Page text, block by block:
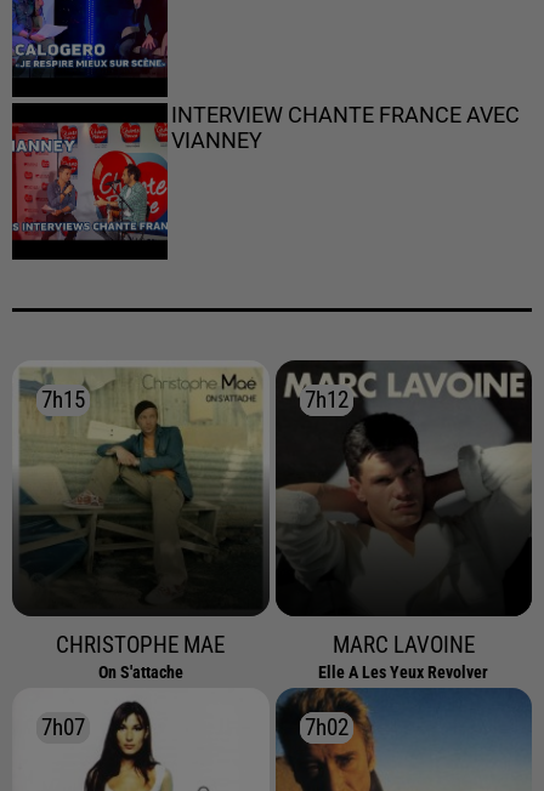
INTERVIEW CHANTE FRANCE AVEC
VIANNEY
7h15
7h15
CHRISTOPHE MAE
On S'attache
7h12
7h12
MARC LAVOINE
Elle A Les Yeux Revolver
7h07
7h07 7h02
7h02